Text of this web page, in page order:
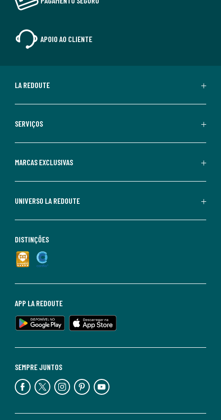
APOIO AO CLIENTE
LA REDOUTE
SERVIÇOS
MARCAS EXCLUSIVAS
UNIVERSO LA REDOUTE
SEMPRE JUNTOS
APP LA REDOUTE
DISTINÇÕES